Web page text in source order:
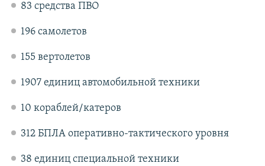
83 средства ПВО
196 самолетов
155 вертолетов
1907 единиц автомобильной техники
10 кораблей/катеров
312 БПЛА оперативно-тактического уровня
38 единиц специальной техники